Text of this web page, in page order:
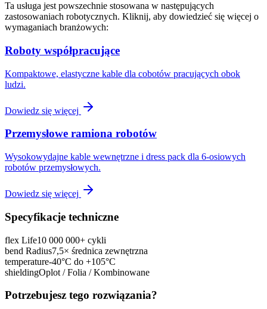
Ta usługa jest powszechnie stosowana w następujących
zastosowaniach robotycznych. Kliknij, aby dowiedzieć się więcej o
wymaganiach branżowych:
Roboty współpracujące
Kompaktowe, elastyczne kable dla cobotów pracujących obok
ludzi.
Dowiedz się więcej
Przemysłowe ramiona robotów
Wysokowydajne kable wewnętrzne i dress pack dla 6-osiowych
robotów przemysłowych.
Dowiedz się więcej
Specyfikacje techniczne
flex Life10 000 000+ cykli
bend Radius7,5× średnica zewnętrzna
temperature-40°C do +105°C
shieldingOplot / Folia / Kombinowane
Potrzebujesz tego rozwiązania?